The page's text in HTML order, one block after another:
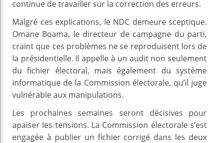
continue de travailler sur la correction des erreurs.
Malgré ces explications, le NDC demeure sceptique.
Omane Boama, le directeur de campagne du parti,
craint que ces problèmes ne se reproduisent lors de
la présidentielle. Il appelle à un audit non seulement
du fichier électoral, mais également du système
informatique de la Commission électorale, qu’il juge
vulnérable aux manipulations.
Les prochaines semaines seront décisives pour
apaiser les tensions. La Commission électorale s’est
engagée à publier un fichier corrigé dans les deux